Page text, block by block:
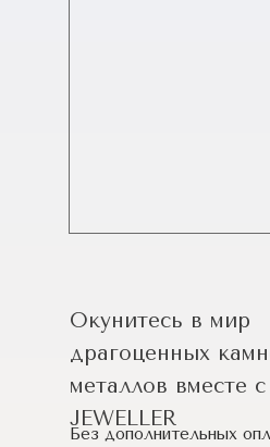
Окунитесь в мир
драгоценных
металлов вместе
JEWELLER
Без дополнительных